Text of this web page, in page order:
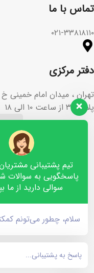
تماس با ما​
۰۲۱-۳۳۸۱۸۱۱۰
دفتر مرکزی
تهران ، میدان امام خمینی
پلاک ۳۶ از ساعت ۱۰ الی ۱۸
تیم پشتیبانی
پاسخگویی به
سوالی دارید از ما
سلام، چطور می‌تونم